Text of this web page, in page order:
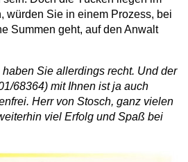
würden Sie in einem Prozess, bei
Summen geht, auf den Anwalt
haben Sie allerdings recht. Und der
68364) mit Ihnen ist ja auch
Herr von Stosch, ganz vielen
viel Erfolg und Spaß bei